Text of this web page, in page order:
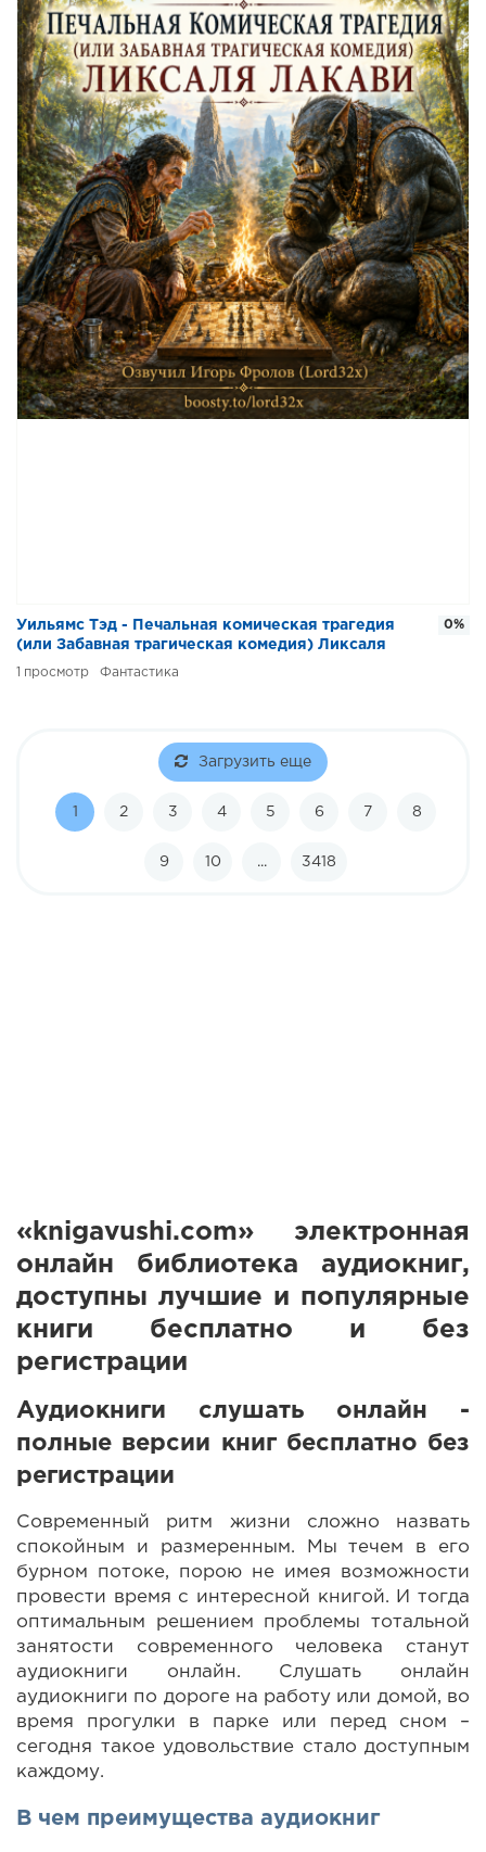
Уильямс Тэд - Печальная комическая трагедия
(или Забавная трагическая комедия) Ликсаля
Лакави
1 Фантастика
0%
Загрузить еще
1 2 3 4 5 6 7 8
9 10 ... 3418
«knigavushi.com» электронная
онлайн библиотека аудиокниг,
доступны лучшие и популярные
книги бесплатно и без
регистрации
Аудиокниги слушать онлайн -
полные версии книг бесплатно без
регистрации
Современный ритм жизни сложно назвать
спокойным и размеренным. Мы течем в его
бурном потоке, порою не имея возможности
провести время с интересной книгой. И тогда
оптимальным решением проблемы тотальной
занятости современного человека станут
аудиокниги онлайн. Слушать онлайн
аудиокниги по дороге на работу или домой, во
время прогулки в парке или перед сном –
сегодня такое удовольствие стало доступным
каждому.
В чем преимущества аудиокниг